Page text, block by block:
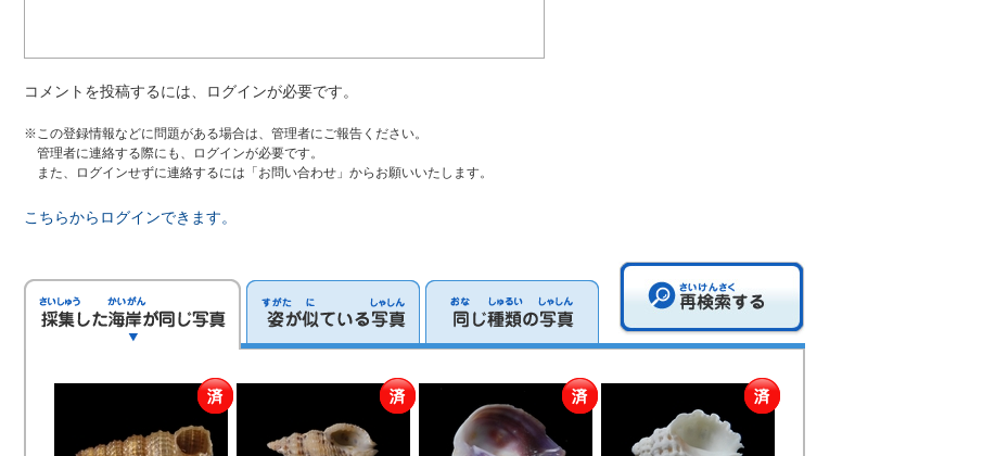
コメントを投稿するには、ログインが必要です。
※この登録情報などに問題がある場合は、管理者にご報告ください。
管理者に連絡する際にも、ログインが必要です。
また、ログインせずに連絡するには「お問い合わせ」からお願いいたします。
こちらからログインできます。